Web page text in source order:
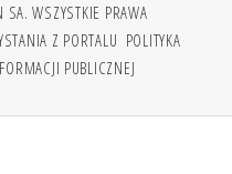
WSZYSTKIE PRAWA
Z PORTALU POLITYKA
PUBLICZNEJ